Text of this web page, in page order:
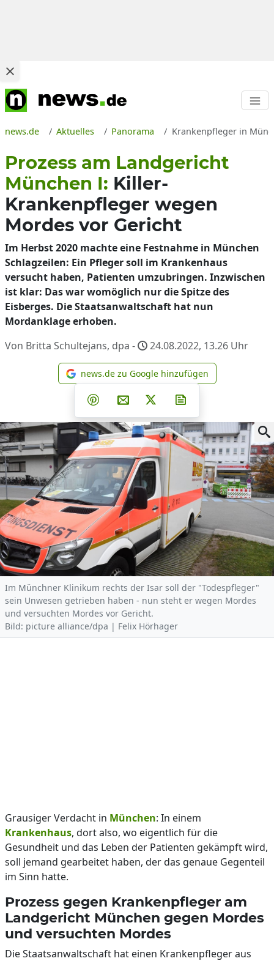
news.de Aktuelles Panorama Krankenpfleger in
Prozess am Landgericht
München I: Killer-
Krankenpfleger wegen
Mordes vor Gericht
Im Herbst 2020 machte eine Festnahme in München
Schlagzeilen: Ein Pfleger soll im Krankenhaus
versucht haben, Patienten umzubringen. Inzwischen
ist klar: Das war womöglich nur die Spitze des
Eisberges. Die Staatsanwaltschaft hat nun
Mordanklage erhoben.
Von Britta Schultejans, dpa -
24.08.2022, 13.26 Uhr
news.de zu Google
news.de zu Google hinzufügen
Teilen auf Facebook
Teilen auf Whatsapp
Teilen auf Telegram
Teilen auf Pinterest
Per E-Mail teilen
Post auf X
Im Münchner Klinikum rechts der Isar soll der "Todespfleger"
sein Unwesen getrieben haben - nun steht er wegen Mordes
und versuchten Mordes vor Gericht.
Bild: picture alliance/dpa | Felix Hörhager
Grausiger Verdacht in München: In einem
Krankenhaus, dort also, wo eigentlich für die
Gesundheit und das Leben der Patienten gekämpft wird,
soll jemand gearbeitet haben, der das genaue Gegenteil
im Sinn hatte.
Prozess gegen Krankenpfleger am
Landgericht München gegen Mordes
und versuchten Mordes
Die Staatsanwaltschaft hat einen Krankenpfleger aus